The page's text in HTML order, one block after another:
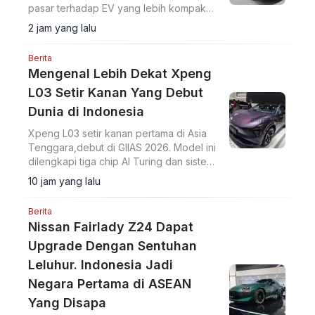
pasar terhadap EV yang lebih kompak
dari Ioniq 5.
2 jam yang lalu
Berita
Mengenal Lebih Dekat Xpeng
L03 Setir Kanan Yang Debut
Dunia di Indonesia
Xpeng L03 setir kanan pertama di Asia
Tenggara,debut di GIIAS 2026. Model ini
dilengkapi tiga chip AI Turing dan sistem
intelligent driving NGP VLA 2.0.
10 jam yang lalu
Berita
Nissan Fairlady Z24 Dapat
Upgrade Dengan Sentuhan
Leluhur. Indonesia Jadi
Negara Pertama di ASEAN
Yang Disapa